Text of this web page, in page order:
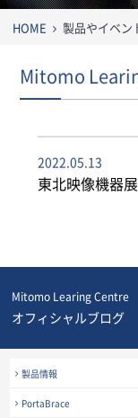
HOME 製品やイベン
Mitomo
2022.05.13
東北映像機器
Mitomo Learing Centre
オフィシャルブログ
製品情報
PortaBrace